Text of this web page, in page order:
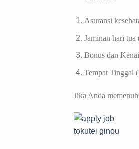
Asuransi
Jaminan hari tua
Bonus dan
Tempat Tinggal
Jika Anda